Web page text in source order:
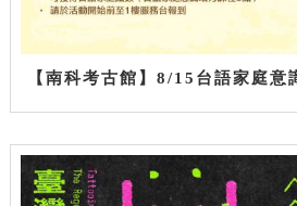
【南科考古館】8/15台語家庭意